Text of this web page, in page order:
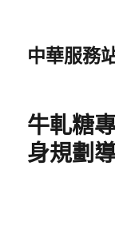
中華服務
牛軋糖
身規劃